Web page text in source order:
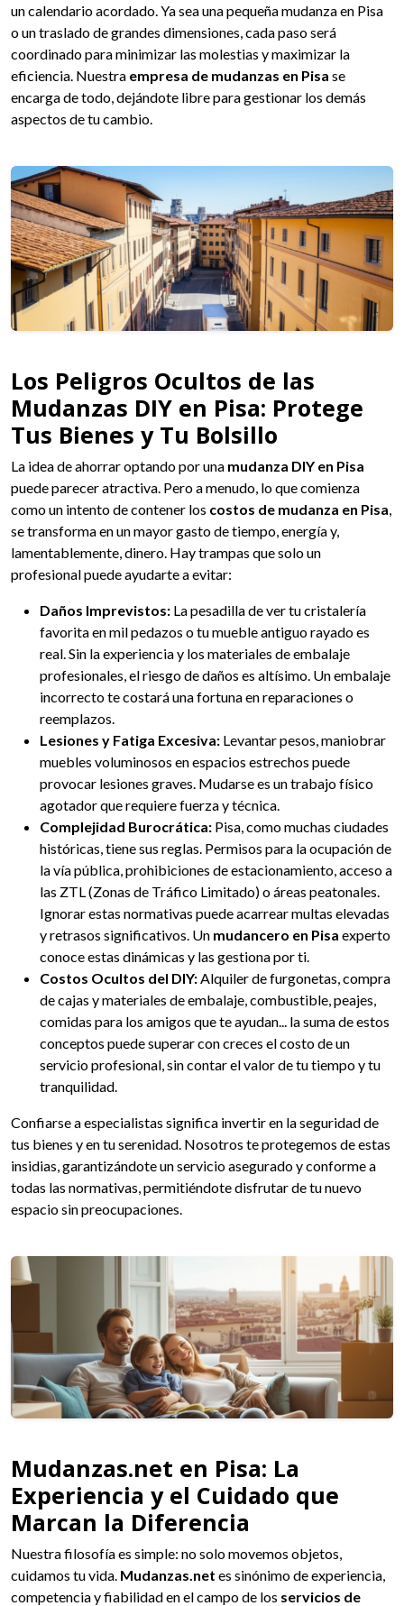
un calendario acordado. Ya sea una pequeña mudanza en Pisa
o un traslado de grandes dimensiones, cada paso será
coordinado para minimizar las molestias y maximizar la
eficiencia. Nuestra empresa de mudanzas en Pisa se
encarga de todo, dejándote libre para gestionar los demás
aspectos de tu cambio.
Los Peligros Ocultos de las
Mudanzas DIY en Pisa: Protege
Tus Bienes y Tu Bolsillo
La idea de ahorrar optando por una mudanza DIY en Pisa
puede parecer atractiva. Pero a menudo, lo que comienza
como un intento de contener los costos de mudanza en Pisa,
se transforma en un mayor gasto de tiempo, energía y,
lamentablemente, dinero. Hay trampas que solo un
profesional puede ayudarte a evitar:
Daños Imprevistos: La pesadilla de ver tu cristalería
favorita en mil pedazos o tu mueble antiguo rayado es
real. Sin la experiencia y los materiales de embalaje
profesionales, el riesgo de daños es altísimo. Un embalaje
incorrecto te costará una fortuna en reparaciones o
reemplazos.
Lesiones y Fatiga Excesiva: Levantar pesos, maniobrar
muebles voluminosos en espacios estrechos puede
provocar lesiones graves. Mudarse es un trabajo físico
agotador que requiere fuerza y técnica.
Complejidad Burocrática: Pisa, como muchas ciudades
históricas, tiene sus reglas. Permisos para la ocupación de
la vía pública, prohibiciones de estacionamiento, acceso a
las ZTL (Zonas de Tráfico Limitado) o áreas peatonales.
Ignorar estas normativas puede acarrear multas elevadas
y retrasos significativos. Un mudancero en Pisa experto
conoce estas dinámicas y las gestiona por ti.
Costos Ocultos del DIY:Alquiler de furgonetas, compra
de cajas y materiales de embalaje, combustible, peajes,
comidas para los amigos que te ayudan... la suma de estos
conceptos puede superar con creces el costo de un
servicio profesional, sin contar el valor de tu tiempo y tu
tranquilidad.
Confiarse a especialistas significa invertir en la seguridad de
tus bienes y en tu serenidad. Nosotros te protegemos de estas
insidias, garantizándote un servicio asegurado y conforme a
todas las normativas, permitiéndote disfrutar de tu nuevo
espacio sin preocupaciones.
Mudanzas.net en Pisa: La
Experiencia y el Cuidado que
Marcan la Diferencia
Nuestra filosofía es simple: no solo movemos objetos,
cuidamos tu vida. Mudanzas.net es sinónimo de experiencia,
competencia y fiabilidad en el campo de los servicios de